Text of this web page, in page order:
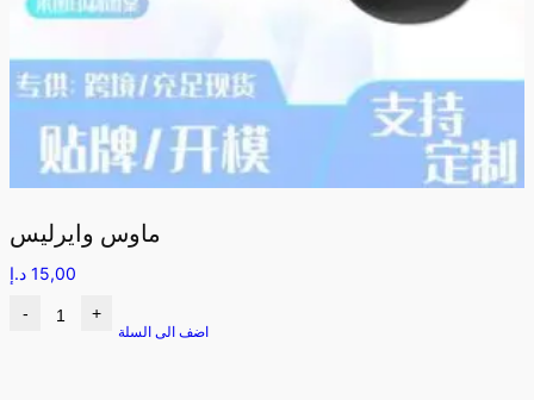
ماوس وايرليس
15,00 د.إ
- +
اضف الى السلة